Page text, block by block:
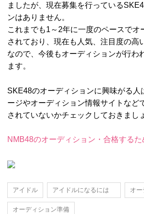
ましたが、現在募集を行っている
ンはありません。
これまでも1～2年に一度のペースでオ
されており、現在も人気、注目度の高
なので、今後もオーディションが行わ
ます。
SKE48のオーディションに興味がる人
ージやオーディション情報サイトなど
されていないかチェックしておきまし
NMB48のオーディション・合格するた
アイドル アイドルになるには オ
オーディション準備